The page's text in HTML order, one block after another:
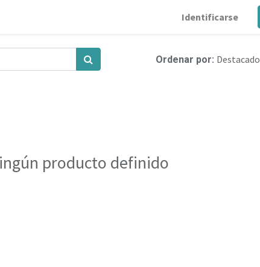
Identificarse
Ordenar por: Destacado
producto definido